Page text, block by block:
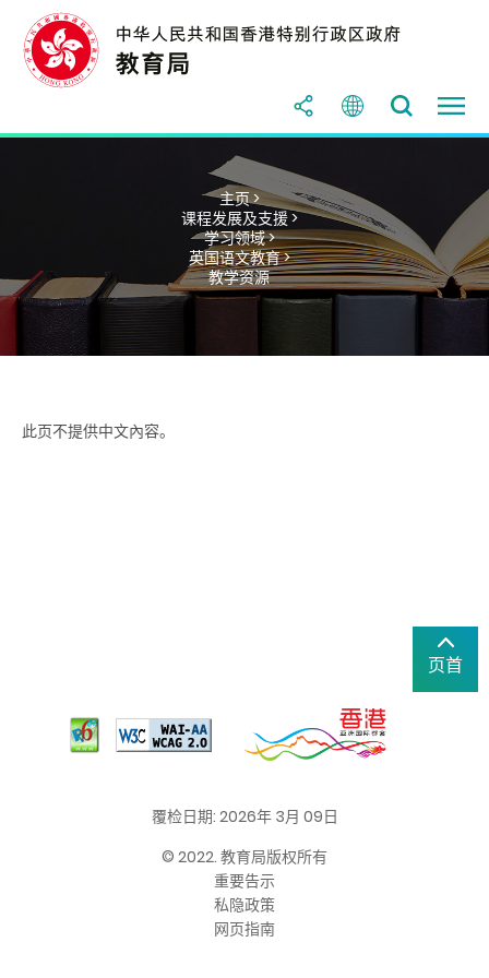
主页 >
课程发展及支援 >
学习领域 >
英国语文教育 >
教学资源
此页不提供中文內容。
页首
覆检日期: 2026年 3月 09日
© 2022. 教育局版权所有
重要告示
私隐政策
网页指南